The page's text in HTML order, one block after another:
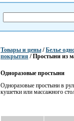
Товары и цены /Белье
покрытия / Простыни из
Одноразовые простыни
Одноразовые простыни в
кушетки или массажного